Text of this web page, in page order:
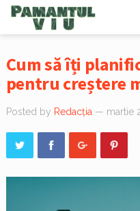
Cum să îți
pentru creștere
Posted by Redacția — martie